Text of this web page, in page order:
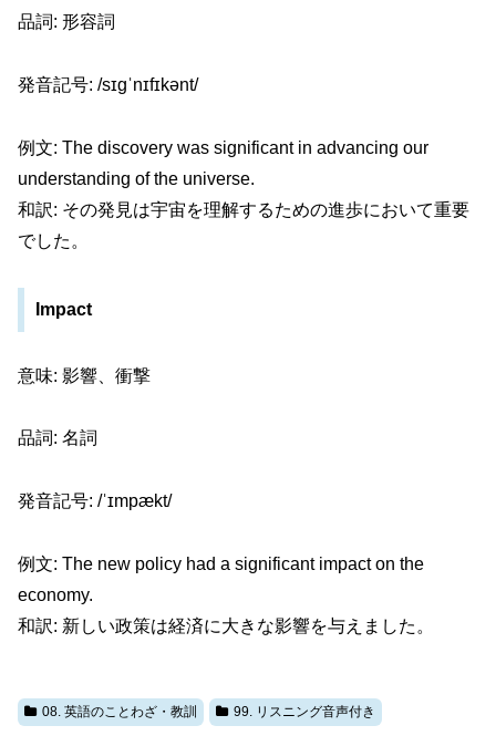
品詞: 形容詞
発音記号: /sɪɡˈnɪfɪkənt/
例文: The discovery was significant in advancing our
understanding of the universe.
和訳: その発見は宇宙を理解するための進歩において重要
でした。
Impact
意味: 影響、衝撃
品詞: 名詞
発音記号: /ˈɪmpækt/
例文: The new policy had a significant impact on the
economy.
和訳: 新しい政策は経済に大きな影響を与えました。
08. 英語のことわざ・教訓 99. リスニング音声付き